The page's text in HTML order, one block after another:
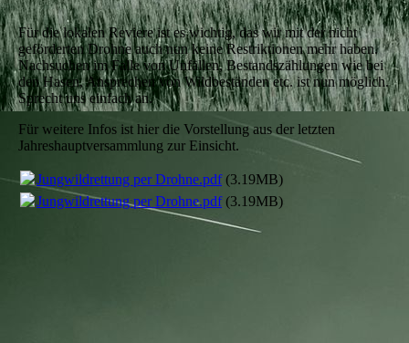
Für die lokalen Reviere ist es wichtig, das wir mit der nicht
geförderten Drohne auch nun keine Restriktionen mehr haben.
Nachsuchen im Falle von Unfällen, Bestandszählungen wie bei
den Hasen, Ansprechen von Wildbeständen etc. ist nun möglich.
Sprecht uns einfach an.
Für weitere Infos ist hier die Vorstellung aus der letzten
Jahreshauptversammlung zur Einsicht.
Jungwildrettung per Drohne.pdf(3.19MB)
Jungwildrettung per Drohne.pdf(3.19MB)